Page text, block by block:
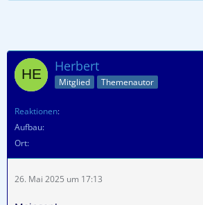
Herbert
Mitglied Themenautor
Reaktionen
Aufbau
Ort
26. Mai 2025 um 17:13